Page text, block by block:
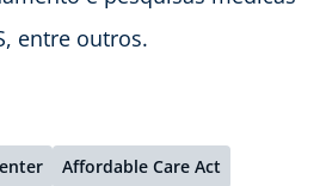
entre outros.
Affordable Care Act